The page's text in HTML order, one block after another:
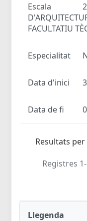
Escala
FACULTATIU
Especialitat
Data d'inici
Data de fi
Resultats
Registres
Llegenda